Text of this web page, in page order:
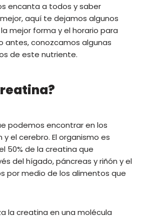
encanta a todos y saber
aquí te dejamos algunos
mejor forma y el horario para
antes, conozcamos algunas
de este nutriente.
podemos encontrar en los
y el cerebro. El organismo es
50% de la creatina que
del hígado, páncreas y riñón y el
por medio de los alimentos que
la creatina en una molécula